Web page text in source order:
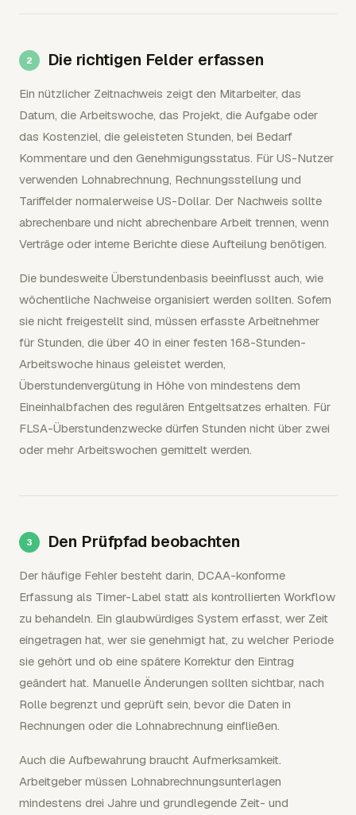
Die richtigen Felder erfassen
Ein nützlicher Zeitnachweis zeigt den Mitarbeiter, das
Datum, die Arbeitswoche, das Projekt, die Aufgabe oder
das Kostenziel, die geleisteten Stunden, bei Bedarf
Kommentare und den Genehmigungsstatus. Für US-Nutzer
verwenden Lohnabrechnung, Rechnungsstellung und
Tariffelder normalerweise US-Dollar. Der Nachweis sollte
abrechenbare und nicht abrechenbare Arbeit trennen, wenn
Verträge oder interne Berichte diese Aufteilung benötigen.
Die bundesweite Überstundenbasis beeinflusst auch, wie
wöchentliche Nachweise organisiert werden sollten. Sofern
sie nicht freigestellt sind, müssen erfasste Arbeitnehmer
für Stunden, die über 40 in einer festen 168-Stunden-
Arbeitswoche hinaus geleistet werden,
Überstundenvergütung in Höhe von mindestens dem
Eineinhalbfachen des regulären Entgeltsatzes erhalten. Für
FLSA-Überstundenzwecke dürfen Stunden nicht über zwei
oder mehr Arbeitswochen gemittelt werden.
Den Prüfpfad beobachten
Der häufige Fehler besteht darin, DCAA-konforme
Erfassung als Timer-Label statt als kontrollierten Workflow
zu behandeln. Ein glaubwürdiges System erfasst, wer Zeit
eingetragen hat, wer sie genehmigt hat, zu welcher Periode
sie gehört und ob eine spätere Korrektur den Eintrag
geändert hat. Manuelle Änderungen sollten sichtbar, nach
Rolle begrenzt und geprüft sein, bevor die Daten in
Rechnungen oder die Lohnabrechnung einfließen.
Auch die Aufbewahrung braucht Aufmerksamkeit.
Arbeitgeber müssen Lohnabrechnungsunterlagen
mindestens drei Jahre und grundlegende Zeit- und